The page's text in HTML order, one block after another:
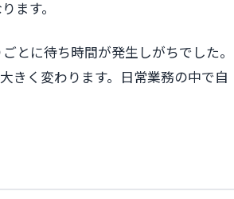
ます。
とに待ち時間が発生しがちでした。
きく変わります。日常業務の中で自